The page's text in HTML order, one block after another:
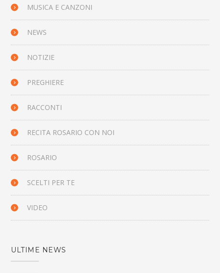
MUSICA E CANZONI
NEWS
NOTIZIE
PREGHIERE
RACCONTI
RECITA ROSARIO CON NOI
ROSARIO
SCELTI PER TE
VIDEO
ULTIME NEWS